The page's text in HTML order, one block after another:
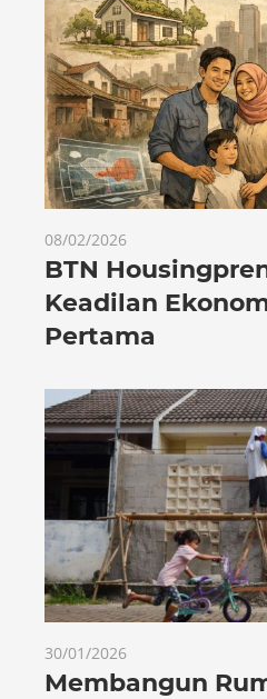
08/02/2026
BTN
Keadilan
Pertama
30/01/2026
Membangun